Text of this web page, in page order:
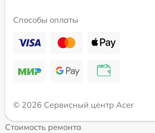
Способы оплаты
© 2026 Сервисный центр Acer
Стоимость ремонта